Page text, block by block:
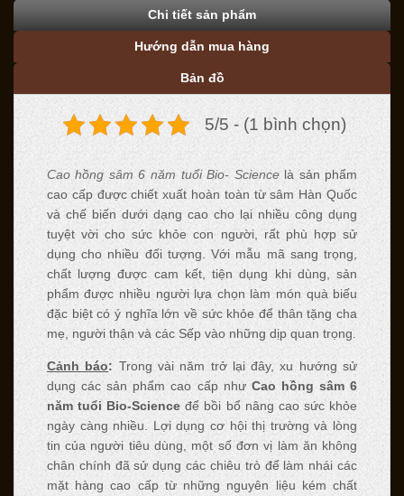
Chi tiết sản phẩm
Hướng dẫn mua hàng
Bản đồ
5/5 - (1 bình chọn)
Cao hồng sâm 6 năm tuổi Bio- Sciencelà sản phẩm
cao cấp được chiết xuất hoàn toàn từ sâm Hàn Quốc
và chế biến dưới dạng cao cho lại nhiều công dụng
tuyệt vời cho sức khỏe con người, rất phù hợp sử
dụng cho nhiều đối tượng. Với mẫu mã sang trọng,
chất lượng được cam kết, tiện dụng khi dùng, sản
phẩm được nhiều người lựa chọn làm món quà biếu
đặc biệt có ý nghĩa lớn về sức khỏe để thân tặng cha
mẹ, người thận và các Sếp vào những dịp quan trọng.
Cảnh báo: Trong vài năm trở lại đây, xu hướng sử
dụng các sản phẩm cao cấp như Cao hồng sâm 6
năm tuổi Bio-Science để bồi bổ nâng cao sức khỏe
ngày càng nhiều. Lợi dụng cơ hội thị trường và lòng
tin của người tiêu dùng, một số đơn vị làm ăn không
chân chính đã sử dụng các chiêu trò để làm nhái các
mặt hàng cao cấp từ những nguyên liệu kém chất